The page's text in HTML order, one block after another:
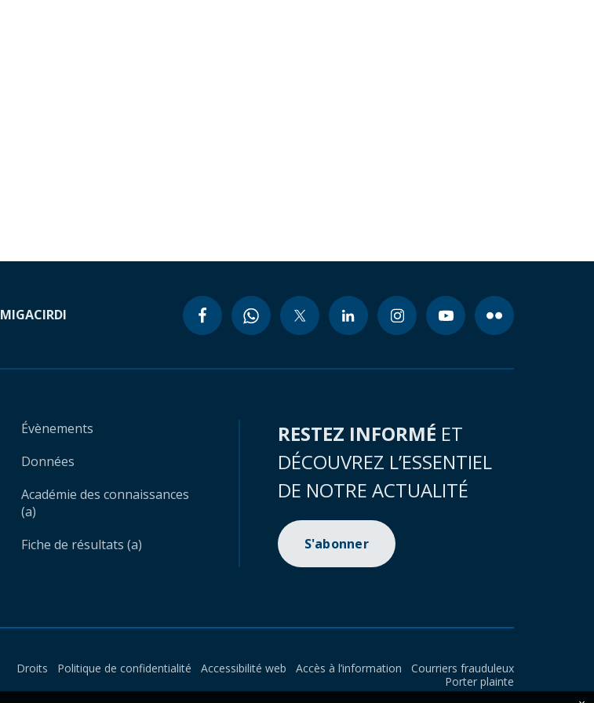
MIGACIRDI
Évènements
Données
Académie des connaissances
(a)
Fiche de résultats (a)
RESTEZ INFORMÉ ET
DÉCOUVREZ L’ESSENTIEL
DE NOTRE ACTUALITÉ
S'abonner
Droits Politique de confidentialité Accessibilité web Accès à l’information
Courriers frauduleux
Porter plainte